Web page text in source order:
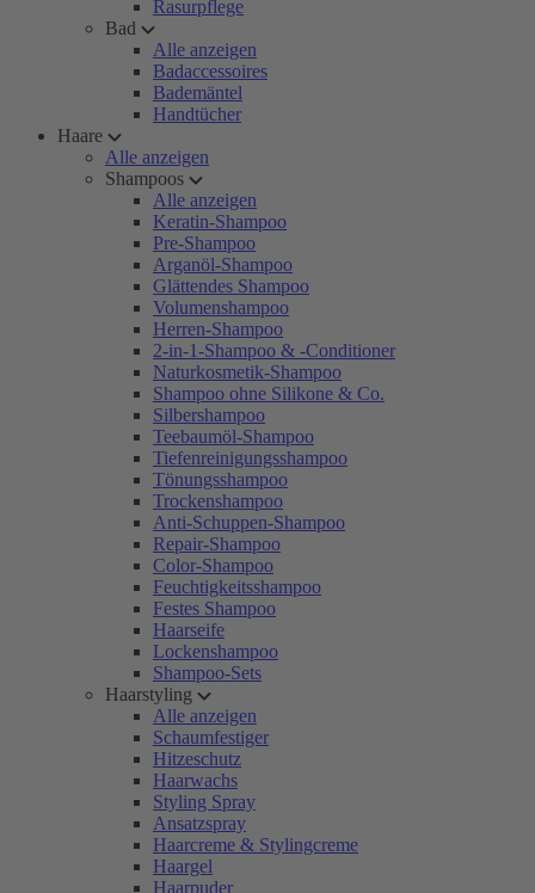
Rasurpflege
Bad
Alle anzeigen
Badaccessoires
Bademäntel
Handtücher
Haare
Alle anzeigen
Shampoos
Alle anzeigen
Keratin-Shampoo
Pre-Shampoo
Arganöl-Shampoo
Glättendes Shampoo
Volumenshampoo
Herren-Shampoo
2-in-1-Shampoo & -Conditioner
Naturkosmetik-Shampoo
Shampoo ohne Silikone & Co.
Silbershampoo
Teebaumöl-Shampoo
Tiefenreinigungsshampoo
Tönungsshampoo
Trockenshampoo
Anti-Schuppen-Shampoo
Repair-Shampoo
Color-Shampoo
Feuchtigkeitsshampoo
Festes Shampoo
Haarseife
Lockenshampoo
Shampoo-Sets
Haarstyling
Alle anzeigen
Schaumfestiger
Hitzeschutz
Haarwachs
Styling Spray
Ansatzspray
Haarcreme & Stylingcreme
Haargel
Haarpuder